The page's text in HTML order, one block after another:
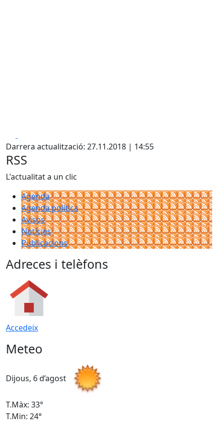
Darrera actualització: 27.11.2018 | 14:55
RSS
L'actualitat a un clic
Agenda
Agenda política
Avisos
Notícies
Publicacions
Adreces i telèfons
Accedeix
Meteo
Dijous, 6 d’agost
T.Màx: 33°
T.Min: 24°